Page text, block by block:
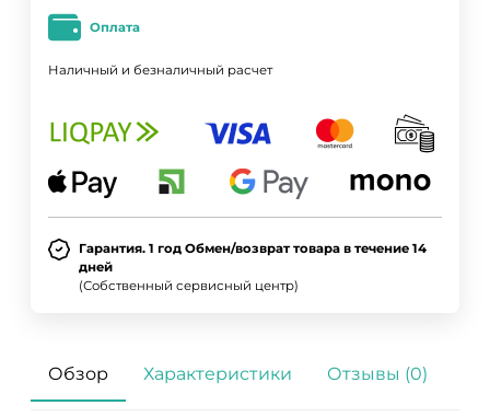
Оплата
Наличный и безналичный расчет
Гарантия. 1 год Обмен/возврат товара в течение 14
дней
(Собственный сервисный центр)
Обзор Характеристики Отзывы (0)